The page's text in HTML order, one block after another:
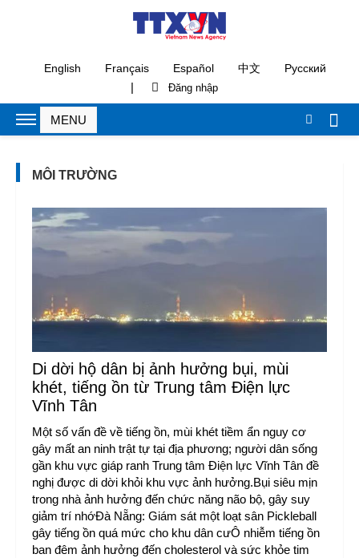
English Français Español 中文 Русский
|
MÔI TRƯỜNG
Di dời hộ dân bị ảnh hưởng bụi, mùi
khét, tiếng ồn từ Trung tâm Điện lực
Vĩnh Tân
Một số vấn đề về tiếng ồn, mùi khét tiềm ẩn nguy cơ
gây mất an ninh trật tự tại địa phương; người dân sống
gần khu vực giáp ranh Trung tâm Điện lực Vĩnh Tân đề
nghị được di dời khỏi khu vực ảnh hưởng.Bụi siêu mịn
trong nhà ảnh hưởng đến chức năng não bộ, gây suy
giảm trí nhớĐà Nẵng: Giám sát một loạt sân Pickleball
gây tiếng ồn quá mức cho khu dân cưÔ nhiễm tiếng ồn
ban đêm ảnh hưởng đến cholesterol và sức khỏe tim